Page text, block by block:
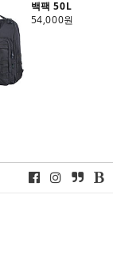
백팩 50L
54,000원